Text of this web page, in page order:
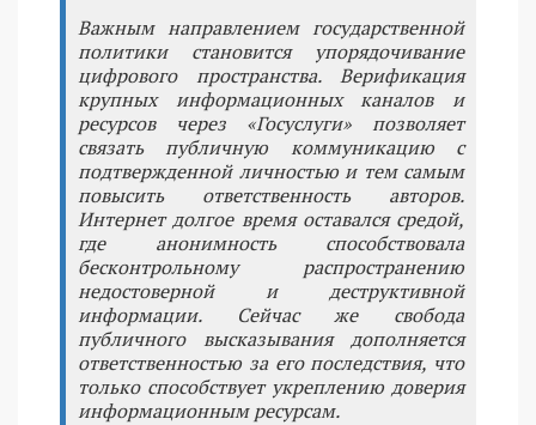
Важным направлением государственной
политики становится упорядочивание
цифрового пространства. Верификация
крупных информационных каналов и
ресурсов через «Госуслуги» позволяет
связать публичную коммуникацию с
подтвержденной личностью и тем самым
повысить ответственность авторов.
Интернет долгое время оставался средой,
где анонимность способствовала
бесконтрольному распространению
недостоверной и деструктивной
информации. Сейчас же свобода
публичного высказывания дополняется
ответственностью за его последствия, что
только способствует укреплению доверия
информационным ресурсам.